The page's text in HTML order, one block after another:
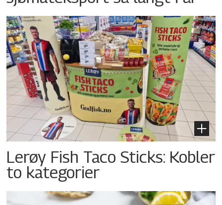
Lerøy Fish Taco Sticks: Kobler
to kategorier